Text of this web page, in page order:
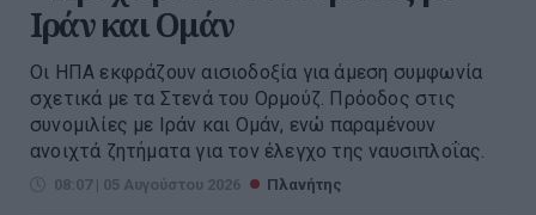
Ιράν και Ομάν
Οι ΗΠΑ εκφράζουν αισιοδοξία για άμεση συμφωνία
σχετικά με τα Στενά του Ορμούζ. Πρόοδος στις
συνομιλίες με Ιράν και Ομάν, ενώ παραμένουν
ανοιχτά ζητήματα για τον έλεγχο της ναυσιπλοΐας.
08:07 | 05 Αυγούστου 2026 Πλανήτης